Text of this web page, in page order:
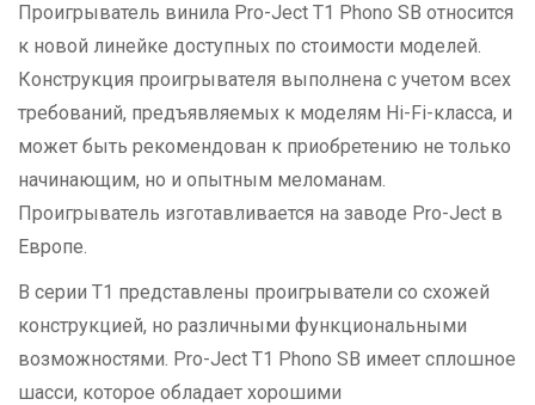
Проигрыватель винила Pro-Ject T1 Phono SB относится
к новой линейке доступных по стоимости моделей.
Конструкция проигрывателя выполнена с учетом всех
требований, предъявляемых к моделям Hi-Fi-класса, и
может быть рекомендован к приобретению не только
начинающим, но и опытным меломанам.
Проигрыватель изготавливается на заводе Pro-Ject в
Европе.
В серии T1 представлены проигрыватели со схожей
конструкцией, но различными функциональными
возможностями. Pro-Ject T1 Phono SB имеет сплошное
шасси, которое обладает хорошими